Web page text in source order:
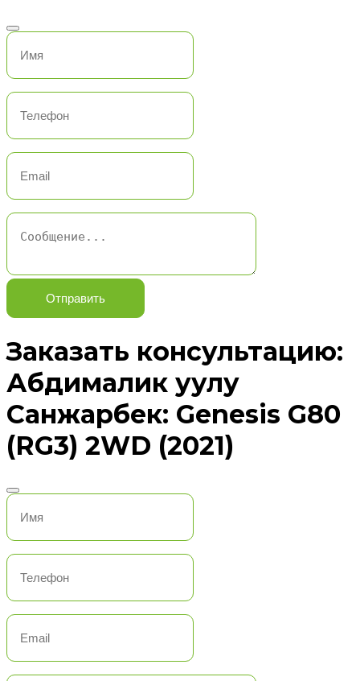
Отправить
Заказать консультацию:
Абдималик уулу
Санжарбек: Genesis G80
(RG3) 2WD (2021)